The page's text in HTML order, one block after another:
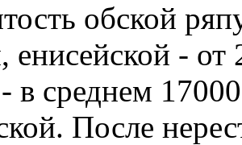
обской
енисейской -
в среднем
После